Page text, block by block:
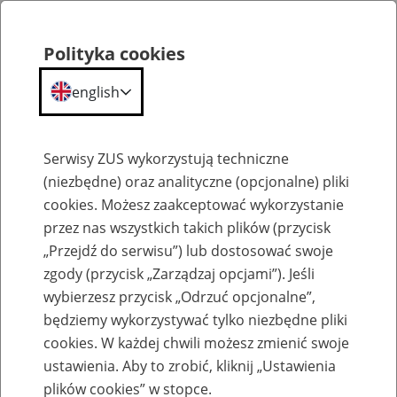
Komunikaty
Polityka cookies
english
Serwisy ZUS wykorzystują techniczne
(niezbędne) oraz analityczne (opcjonalne) pliki
cookies. Możesz zaakceptować wykorzystanie
przez nas wszystkich takich plików (przycisk
„Przejdź do serwisu”) lub dostosować swoje
zgody (przycisk „Zarządzaj opcjami”). Jeśli
wybierzesz przycisk „Odrzuć opcjonalne”,
będziemy wykorzystywać tylko niezbędne pliki
cookies. W każdej chwili możesz zmienić swoje
ustawienia. Aby to zrobić, kliknij „Ustawienia
plików cookies” w stopce.